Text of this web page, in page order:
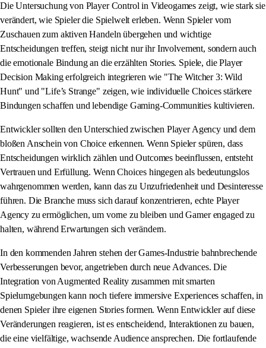
Die Untersuchung von Player Control in Videogames zeigt, wie stark sie
verändert, wie Spieler die Spielwelt erleben. Wenn Spieler vom
Zuschauen zum aktiven Handeln übergehen und wichtige
Entscheidungen treffen, steigt nicht nur ihr Involvement, sondern auch
die emotionale Bindung an die erzählten Stories. Spiele, die Player
Decision Making erfolgreich integrieren wie "The Witcher 3: Wild
Hunt" und "Life’s Strange" zeigen, wie individuelle Choices stärkere
Bindungen schaffen und lebendige Gaming-Communities kultivieren.
Entwickler sollten den Unterschied zwischen Player Agency und dem
bloßen Anschein von Choice erkennen. Wenn Spieler spüren, dass
Entscheidungen wirklich zählen und Outcomes beeinflussen, entsteht
Vertrauen und Erfüllung. Wenn Choices hingegen als bedeutungslos
wahrgenommen werden, kann das zu Unzufriedenheit und Desinteresse
führen. Die Branche muss sich darauf konzentrieren, echte Player
Agency zu ermöglichen, um vorne zu bleiben und Gamer engaged zu
halten, während Erwartungen sich verändern.
In den kommenden Jahren stehen der Games-Industrie bahnbrechende
Verbesserungen bevor, angetrieben durch neue Advances. Die
Integration von Augmented Reality zusammen mit smarten
Spielumgebungen kann noch tiefere immersive Experiences schaffen, in
denen Spieler ihre eigenen Stories formen. Wenn Entwickler auf diese
Veränderungen reagieren, ist es entscheidend, Interaktionen zu bauen,
die eine vielfältige, wachsende Audience ansprechen. Die fortlaufende